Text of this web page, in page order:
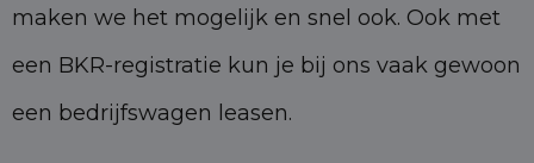
maken we het mogelijk en snel ook. Ook met
een BKR-registratie kun je bij ons vaak gewoon
een bedrijfswagen leasen.